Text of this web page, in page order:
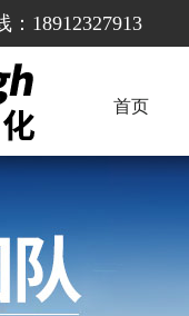
18912327913
首页